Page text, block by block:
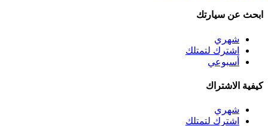
ابحث عن سيارتك
شهري
اشترك لتمتلك
أسبوعي
كيفية الاشتراك
شهري
اشترك لتمتلك